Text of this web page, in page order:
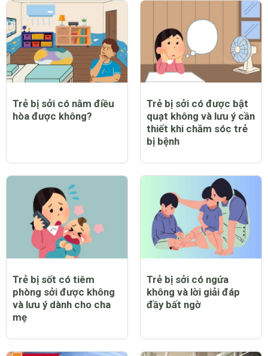
Trẻ bị sởi có nằm điều
hòa được không?
Trẻ bị sởi có được bật
quạt không và lưu ý cần
thiết khi chăm sóc trẻ
bị bệnh
Trẻ bị sốt có tiêm
phòng sởi được không
và lưu ý dành cho cha
mẹ
Trẻ bị sởi có ngứa
không và lời giải đáp
đầy bất ngờ